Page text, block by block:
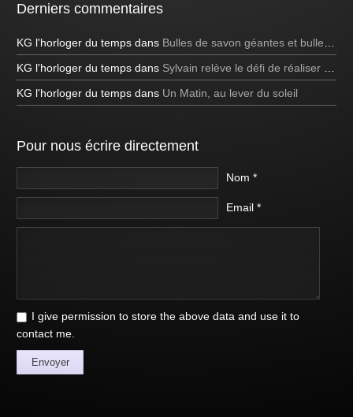
Derniers commentaires
KG l'horloger du temps dans Bulles de savon géantes et bulles bleues
KG l'horloger du temps dans Sylvain relève le défi de réaliser une bulle de savon carrée à la télévision!
KG l'horloger du temps dans Un Matin, au lever du soleil
Pour nous écrire directement
Nom *
Email *
I give permission to store the above data and use it to
contact me.
Envoyer